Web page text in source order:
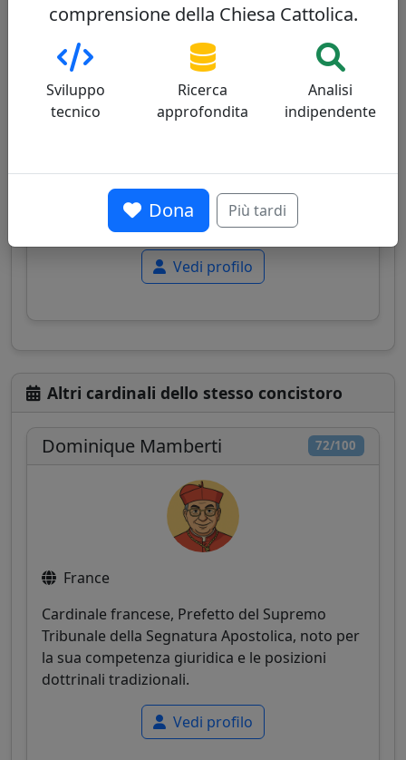
47/100
Angelo De Donatis
per la diocesi di Roma, noto per il suo
equilibrio tra tradizione liturgica e moderata
apertura pastorale.
Vedi profilo
Altri cardinali dello stesso concistoro
72/100
Dominique Mamberti
France
Cardinale francese, Prefetto del Supremo
Tribunale della Segnatura Apostolica, noto per
la sua competenza giuridica e le posizioni
dottrinali tradizionali.
Vedi profilo
comprensione della Chiesa Cattolica.
Sviluppo
tecnico
Ricerca
approfondita
Analisi
indipendente
Dona Più tardi